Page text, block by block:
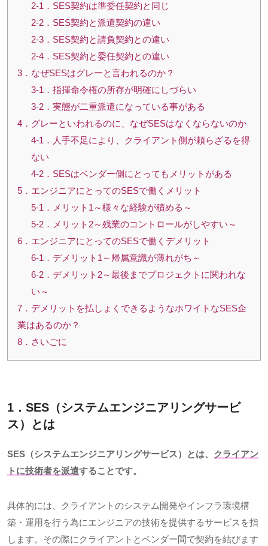
2-1．SES契約は準委任契約と同じ
2-2．SES契約と派遣契約の違い
2-3．SES契約と請負契約との違い
2-4．SES契約と委任契約との違い
3．なぜSESはグレーと言われるのか？
3-1．指揮命令権の所存が明確にしづらい
3-2．実態が二重派遣になっている事がある
4．グレーといわれるのに、なぜSESはなくならないのか
4-1．人手不足により、クライアント側が頼らざるを得
ない
4-2．SESはベンダー側にとってもメリットがある
5．エンジニアにとってのSESで働くメリット
5-1．メリット1～様々な経験が積める～
5-2．メリット2～残業のコントロールがしやすい～
6．エンジニアにとってのSESで働くデメリット
6-1．デメリット1～帰属意識が薄れがち～
6-2．デメリット2～最後までプロジェクトに関われな
い～
7．デメリットを払しょくできるようなホワイトなSES企
業はあるのか？
8．さいごに
1．SES（システムエンジニアリングサービ
ス）とは
SES（システムエンジニアリングサービス）とは、 クライアン
トに技術者を派遣することです。
具体的には、クライアントのシステム開発やインフラ環境構
築・運用を行う為にエンジニアの技術を提供するサービスを指
します。その際にクライアントとベンダー間で契約を結びます